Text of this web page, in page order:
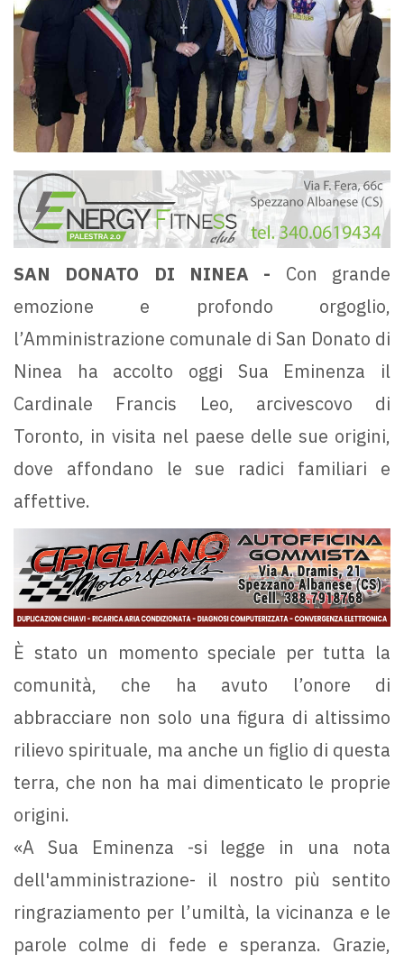
SAN DONATO DI NINEA - Con grande
emozione e profondo orgoglio,
l’Amministrazione comunale di San Donato di
Ninea ha accolto oggi Sua Eminenza il
Cardinale Francis Leo, arcivescovo di
Toronto, in visita nel paese delle sue origini,
dove affondano le sue radici familiari e
affettive.
È stato un momento speciale per tutta la
comunità, che ha avuto l’onore di
abbracciare non solo una figura di altissimo
rilievo spirituale, ma anche un figlio di questa
terra, che non ha mai dimenticato le proprie
origini.
«A Sua Eminenza -si legge in una nota
dell'amministrazione- il nostro più sentito
ringraziamento per l’umiltà, la vicinanza e le
parole colme di fede e speranza. Grazie,